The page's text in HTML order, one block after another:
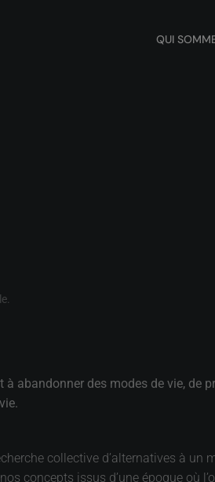
QUI
abandonner des modes de vie,
collective d’alternatives à
concepts issus d’une époque où